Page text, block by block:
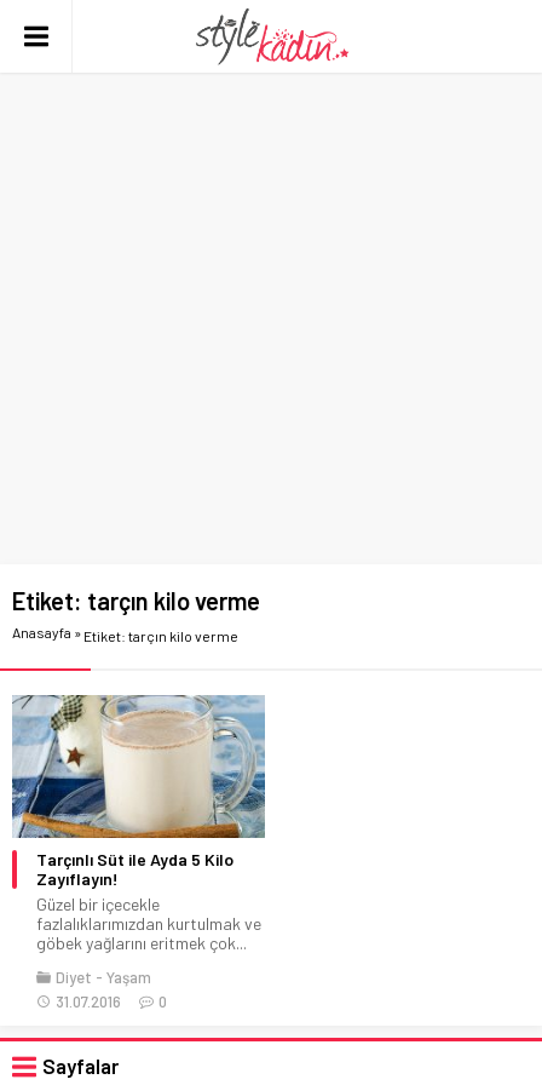
Etiket: tarçın kilo verme
Anasayfa » Etiket: tarçın kilo verme
Tarçınlı Süt ile Ayda 5 Kilo
Zayıflayın!
Güzel bir içecekle
fazlalıklarımızdan kurtulmak ve
göbek yağlarını eritmek çok...
Diyet
Yaşam
31.07.2016
0
Sayfalar